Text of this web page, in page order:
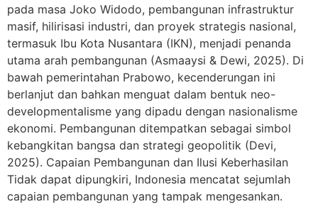
pada masa Joko Widodo, pembangunan infrastruktur
masif, hilirisasi industri, dan proyek strategis nasional,
termasuk Ibu Kota Nusantara (IKN), menjadi penanda
utama arah pembangunan (Asmaaysi & Dewi, 2025). Di
bawah pemerintahan Prabowo, kecenderungan ini
berlanjut dan bahkan menguat dalam bentuk neo-
developmentalisme yang dipadu dengan nasionalisme
ekonomi. Pembangunan ditempatkan sebagai simbol
kebangkitan bangsa dan strategi geopolitik (Devi,
2025). Capaian Pembangunan dan Ilusi Keberhasilan
Tidak dapat dipungkiri, Indonesia mencatat sejumlah
capaian pembangunan yang tampak mengesankan.